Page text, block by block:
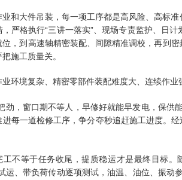
业和大件吊装，每一项工序都是高风险、高标
，严格执行“三讲一落实”、现场专责监护、日
位，到高速轴精密装配、间隙精准调校，再到
施工质量关。
业环境复杂、精密零部件装配难度大、连续作
劲，窗口期不等人，早修好就能早发电，保供
进每一道检修工序，争分夺秒追赶施工进度。
工不等于任务收尾，提质稳运才是最终目标
运、带负荷传动逐项测试，油温、油位、振动